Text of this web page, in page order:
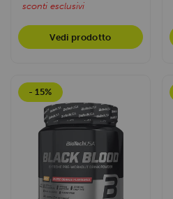
sconti esclusivi
Vedi prodotto
- 15%